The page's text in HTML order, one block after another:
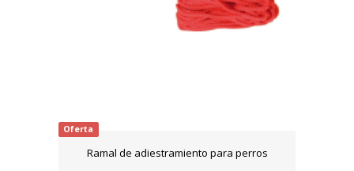
Oferta
Ramal de adiestramiento para perros